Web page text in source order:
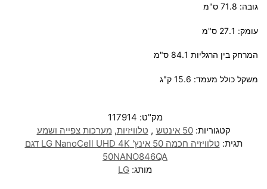
גובה: 71.8 ס"מ
עומק: 27.1 ס"מ
המרחק בין הרגליות 84.1 ס"מ
משקל כולל מעמד: 15.6 ק"ג
מק"ט: 117914
קטגוריות:50 אינטש , טלוויזיות, מערכות צפייה ושמע
תגית:
טלוויזיה חכמה 50 אינץ' LG NanoCell UHD 4K דגם
50NANO846QA
מותג: LG